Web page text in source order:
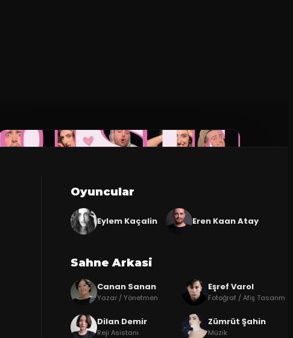
Oyuncular
Eylem Kaçalin Eren Kaan Atay
Sahne Arkasi
Canan Sanan
Yazar / Yönetmen
Eşref Varol
Fotoğraf / Afiş Tasarım
Dilan Demir
Reji Asistanı
Zümrüt Şahin
Müzik